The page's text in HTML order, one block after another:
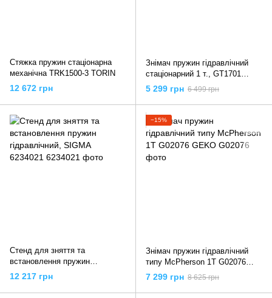
Стяжка пружин стаціонарна
механічна TRK1500-3 TORIN
12 672 грн
Знімач пружин гідравлічний
стаціонарний 1 т., GT1701
INTERTOOL
5 299 грн 6 499 грн
Стенд для зняття та
встановлення пружин
гідравлічний, SIGMA 6234021
12 217 грн
−15%
Знімач пружин гідравлічний
типу McPherson 1T G02076
GEKO
7 299 грн 8 625 грн